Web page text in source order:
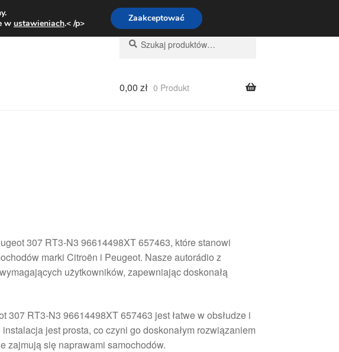
Pn.-pt. 9:00-16:00800 003 167
Szukaj:
Szukaj
0,00 zł 0 Produkt
307 RT3-N3 96614498XT 657463, które stanowi
marki Citroën i Peugeot. Nasze autorádio z
użytkowników, zapewniając doskonałą
RT3-N3 96614498XT 657463 jest łatwe w obsłudze i
jest prosta, co czyni go doskonałym rozwiązaniem
zajmują się naprawami samochodów.
w ustawieniach.< /p> Zaakceptować